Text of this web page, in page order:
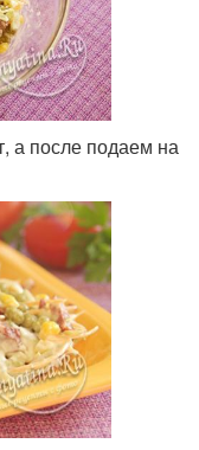
а после подаем на